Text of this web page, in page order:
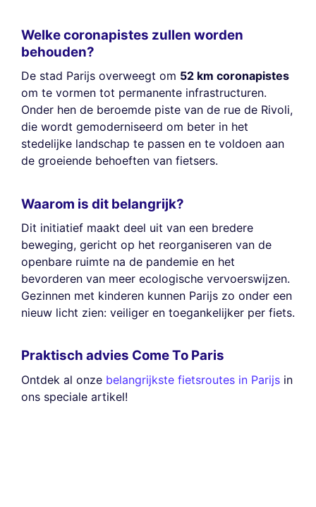
Welke coronapistes zullen worden
behouden?
De stad Parijs overweegt om 52 km coronapistes
om te vormen tot permanente infrastructuren.
Onder hen de beroemde piste van de rue de Rivoli,
die wordt gemoderniseerd om beter in het
stedelijke landschap te passen en te voldoen aan
de groeiende behoeften van fietsers.
Waarom is dit belangrijk?
Dit initiatief maakt deel uit van een bredere
beweging, gericht op het reorganiseren van de
openbare ruimte na de pandemie en het
bevorderen van meer ecologische vervoerswijzen.
Gezinnen met kinderen kunnen Parijs zo onder een
nieuw licht zien: veiliger en toegankelijker per fiets.
Praktisch advies Come To Paris
Ontdek al onze belangrijkste fietsroutes in Parijs in
ons speciale artikel!